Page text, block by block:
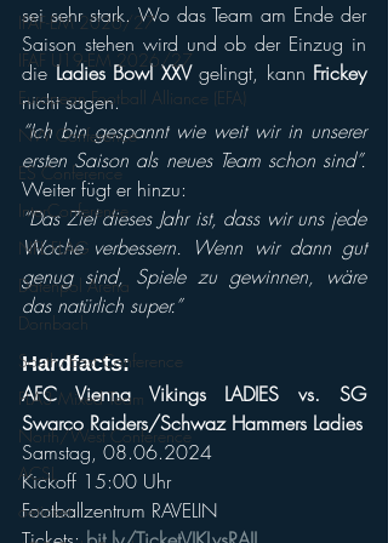
IFAF-EM 2026/27
IFAF U19-EM 2026/27
European Football Alliance (EFA)
NW Conference
ES Conference
InterConference
NFL FLAG
Datenpol Arena
Dornbach
South/East Conference
FLA3 Mixed Team
North/West Conference
ACSL
oeticket
sei sehr stark. Wo das Team am Ende der
Saison stehen wird und ob der Einzug in
die Ladies Bowl XXV gelingt, kann Frickey
nicht sagen.
“Ich bin gespannt wie weit wir in unserer
ersten Saison als neues Team schon sind”.
Weiter fügt er hinzu:
“Das Ziel dieses Jahr ist, dass wir uns jede
Woche verbessern. Wenn wir dann gut
genug sind, Spiele zu gewinnen, wäre
das natürlich super.”
Hardfacts:
AFC Vienna Vikings LADIES vs. SG
Swarco Raiders/Schwaz Hammers Ladies
Samstag, 08.06.2024
Kickoff 15:00 Uhr
Footballzentrum RAVELIN